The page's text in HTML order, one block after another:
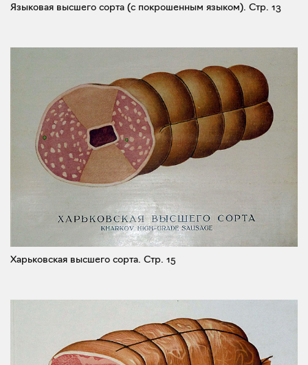
Языковая высшего сорта (с покрошенным языком). Стр. 13
Харьковская высшего сорта. Стр. 15